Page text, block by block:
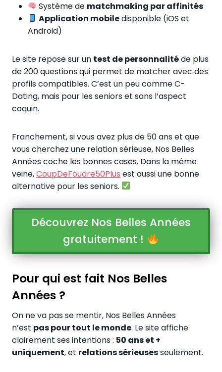
Système de matchmaking par affinités
Application mobiledisponible (iOS et
Android)
Le site repose sur un test de personnalitéde plus
de 200 questions qui permet de matcher avec des
profils compatibles. C’est un peu comme C-
Dating, mais pour les seniors et sans l’aspect
coquin.
Franchement, si vous avez plus de 50 ans et que
vous cherchez une relation sérieuse, Nos Belles
Années coche les bonnes cases. Dans la même
veine,CoupDeFoudre50Plus est aussi une bonne
alternative pour les seniors.
Découvrez Nos Belles Années
gratuitement !
Pour qui est fait Nos Belles
Années ?
On ne va pas se mentir, Nos Belles Années
n’est pas pour tout le monde. Le site affiche
clairement ses intentions : 50 ans et +
uniquement, et relations sérieusesseulement.